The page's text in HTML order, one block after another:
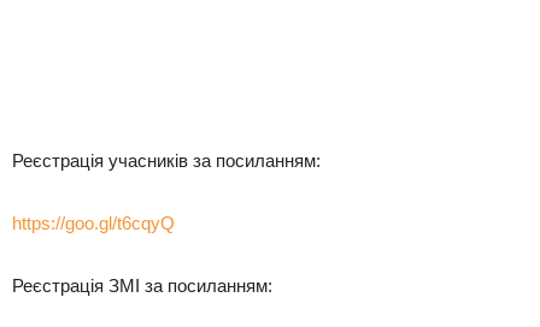
Реєстрація учасників за посиланням:
https://goo.gl/t6cqyQ
Реєстрація ЗМІ за посиланням: